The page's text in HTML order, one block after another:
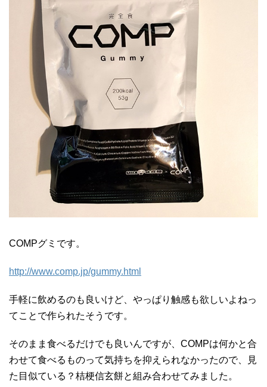
COMPグミです。
http://www.comp.jp/gummy.html
手軽に飲めるのも良いけど、やっぱり触感も欲しいよねっ
てことで作られたそうです。
そのまま食べるだけでも良いんですが、COMPは何かと合
わせて食べるものって気持ちを抑えられなかったので、見
た目似ている？桔梗信玄餅と組み合わせてみました。